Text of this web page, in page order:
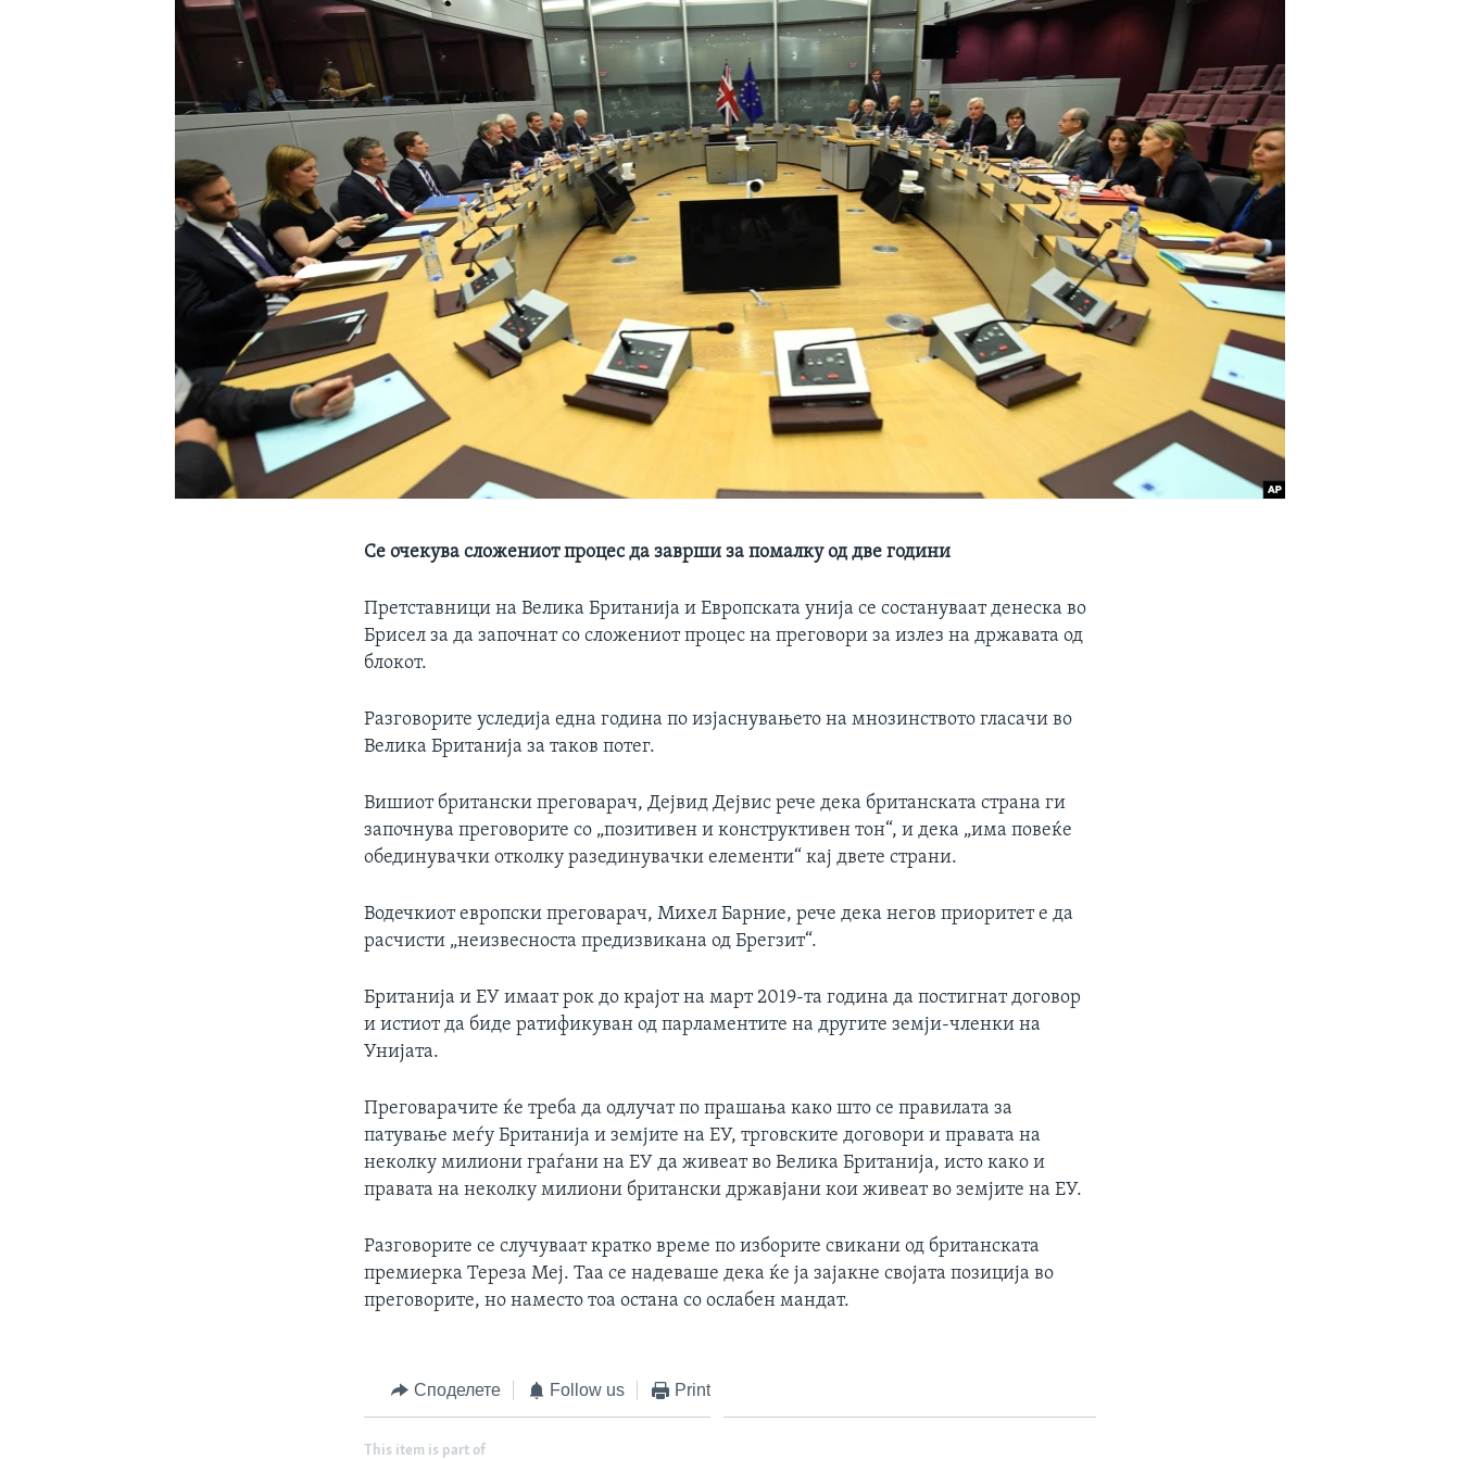
Се очекува сложениот процес да заврши за помалку од две години
Претставници на Велика Британија и Европската унија се состануваат денеска во
Брисел за да започнат со сложениот процес на преговори за излез на државата од
блокот.
Разговорите уследија една година по изјаснувањето на мнозинството гласачи во
Велика Британија за таков потег.
Вишиот британски преговарач, Дејвид Дејвис рече дека британската страна ги
започнува преговорите со „позитивен и конструктивен тон“, и дека „има повеќе
обединувачки отколку разединувачки елементи“ кај двете страни.
Водечкиот европски преговарач, Михел Барние, рече дека негов приоритет е да
расчисти „неизвесноста предизвикана од Брегзит“.
Британија и ЕУ имаат рок до крајот на март 2019-та година да постигнат договор
и истиот да биде ратификуван од парламентите на другите земји-членки на
Унијата.
Преговарачите ќе треба да одлучат по прашања како што се правилата за
патување меѓу Британија и земјите на ЕУ, трговските договори и правата на
неколку милиони граѓани на ЕУ да живеат во Велика Британија, исто како и
правата на неколку милиони британски државјани кои живеат во земјите на ЕУ.
Разговорите се случуваат кратко време по изборите свикани од британската
премиерка Тереза Меј. Таа се надеваше дека ќе ја зајакне својата позиција во
преговорите, но наместо тоа остана со ослабен мандат.
Споделете Follow us Print
This item is part of